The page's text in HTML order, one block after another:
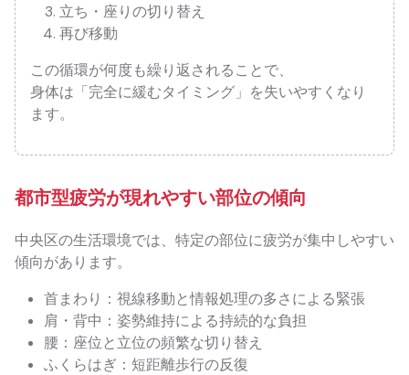
立ち・座りの切り替え
再び移動
この循環が何度も繰り返されることで、
身体は「完全に緩むタイミング」を失いやすくなり
ます。
都市型疲労が現れやすい部位の傾向
中央区の生活環境では、特定の部位に疲労が集中しやすい
傾向があります。
首まわり：視線移動と情報処理の多さによる緊張
肩・背中：姿勢維持による持続的な負担
腰：座位と立位の頻繁な切り替え
ふくらはぎ：短距離歩行の反復